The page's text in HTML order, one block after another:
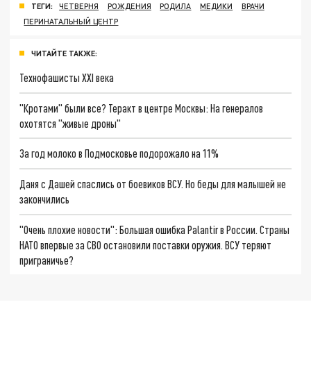
ТЕГИ: ЧЕТВЕРНЯ РОЖДЕНИЯ РОДИЛА МЕДИКИ
ВРАЧИ
ПЕРИНАТАЛЬНЫЙ ЦЕНТР
ЧИТАЙТЕ ТАКЖЕ:
Технофашисты XXI века
"Кротами" были все? Теракт в центре Москвы: На генералов
охотятся "живые дроны"
За год молоко в Подмосковье подорожало на 11%
Даня с Дашей спаслись от боевиков ВСУ. Но беды для малышей не
закончились
"Очень плохие новости": Большая ошибка Palantir в России. Страны
НАТО впервые за СВО остановили поставки оружия. ВСУ теряют
приграничье?